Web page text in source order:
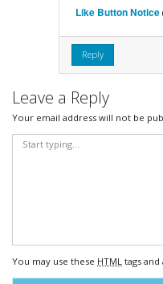
Like Button Notice
Reply
Leave a Reply
Your email address will not be
You may use these HTML tags